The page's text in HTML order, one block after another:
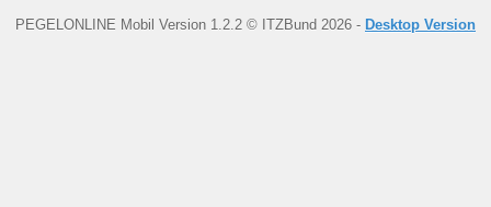
PEGELONLINE Mobil Version 1.2.2 © ITZBund 2026 - Desktop Version